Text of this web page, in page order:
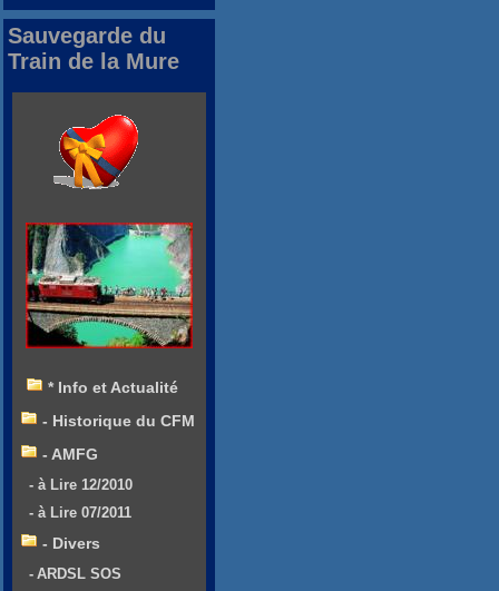
Sauvegarde du
Train de la Mure
* Info et Actualité
- Historique du CFM
- AMFG
- à Lire 12/2010
- à Lire 07/2011
- Divers
- ARDSL SOS